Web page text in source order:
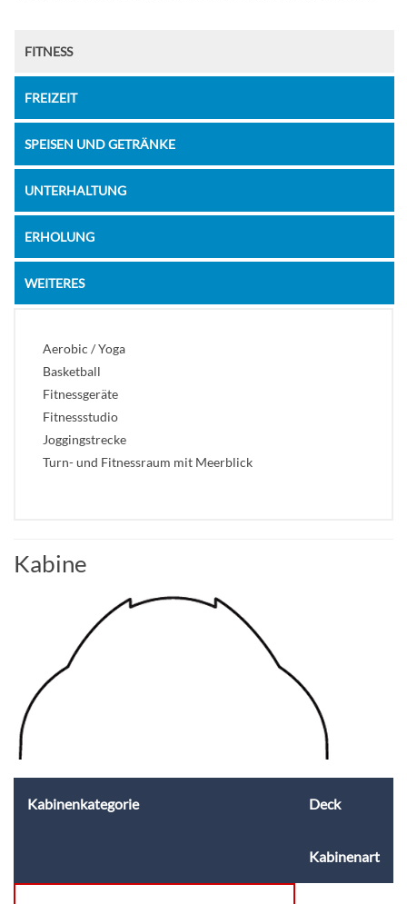
FITNESS
FREIZEIT
SPEISEN UND GETRÄNKE
UNTERHALTUNG
ERHOLUNG
WEITERES
Aerobic / Yoga
Basketball
Fitnessgeräte
Fitnessstudio
Joggingstrecke
Turn- und Fitnessraum mit Meerblick
Kabine
Kabinenkategorie Deck
Kabinenart